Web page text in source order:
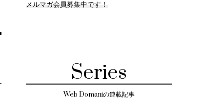
メルマガ会員募集中です！
Series
Web Domaniの連載記事